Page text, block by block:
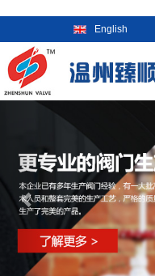
English